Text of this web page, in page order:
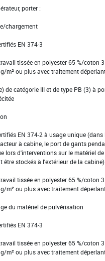
porter :
chargement
EN 374-3
tissée en polyester 65 %/coton
m² ou plus avec traitement
de catégorie III et de type PB (3) à
EN 374-2 à usage unique (dans
à cabine, le port de gants
lors d'interventions sur le matériel
être stockés à l'extérieur de la cabine)
tissée en polyester 65 %/coton
m² ou plus avec traitement
du matériel de pulvérisation
EN 374-3
tissée en polyester 65 %/coton
m² ou plus avec traitement